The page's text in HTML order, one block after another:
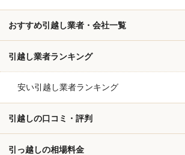
おすすめ引越し業者・会社一覧
引越し業者ランキング
安い引越し業者ランキング
引越しの口コミ・評判
引っ越しの相場料金